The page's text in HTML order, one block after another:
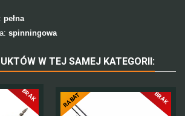
pełna
spinningowa
W TEJ SAMEJ KATEGORII:
BRAK -10%
RABAT BRAK